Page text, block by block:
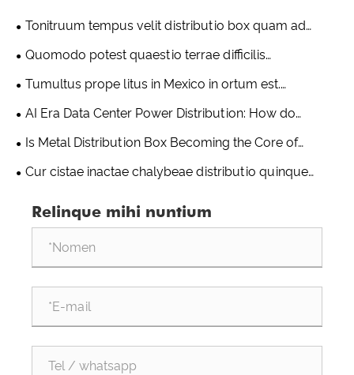
Tonitruum tempus velit distributio box quam ad
fulgurationem tutelam? Analysis in consilio de vecte
aeris fundati et fluctui tutelae cistae chalybis
immaculatae distributionis
Quomodo potest quaestio terrae difficilis
occupationis urbanorum stragem emissam solvi?
Murus conscendit immaculatam ferro distributionem
arca archa off terram installed ad liberandum spatium
terrae
Tumultus prope litus in Mexico in ortum est.
Quomodo Sinenses intemeratae ferri distributio
America Septentrionali transferendi?
AI Era Data Center Power Distribution: How do
Stainless Steel Power Distribution Cabinets Meet the
Power Supple Requirements of Super-larg-scale
computer Room?
Is Metal Distribution Box Becoming the Core of
Modern Electrical Infrastructure?
Cur cistae inactae chalybeae distributio quinque
temperaturae et altae humiditatis ambitus strues in
Asia Meridiana incurrentes?
Relinque mihi nuntium